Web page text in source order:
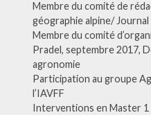
Membre du comité de
géographie alpine/
Membre du comité
Pradel, septembre 2017,
agronomie
Participation au groupe
l’IAVFF
Interventions en Master 1